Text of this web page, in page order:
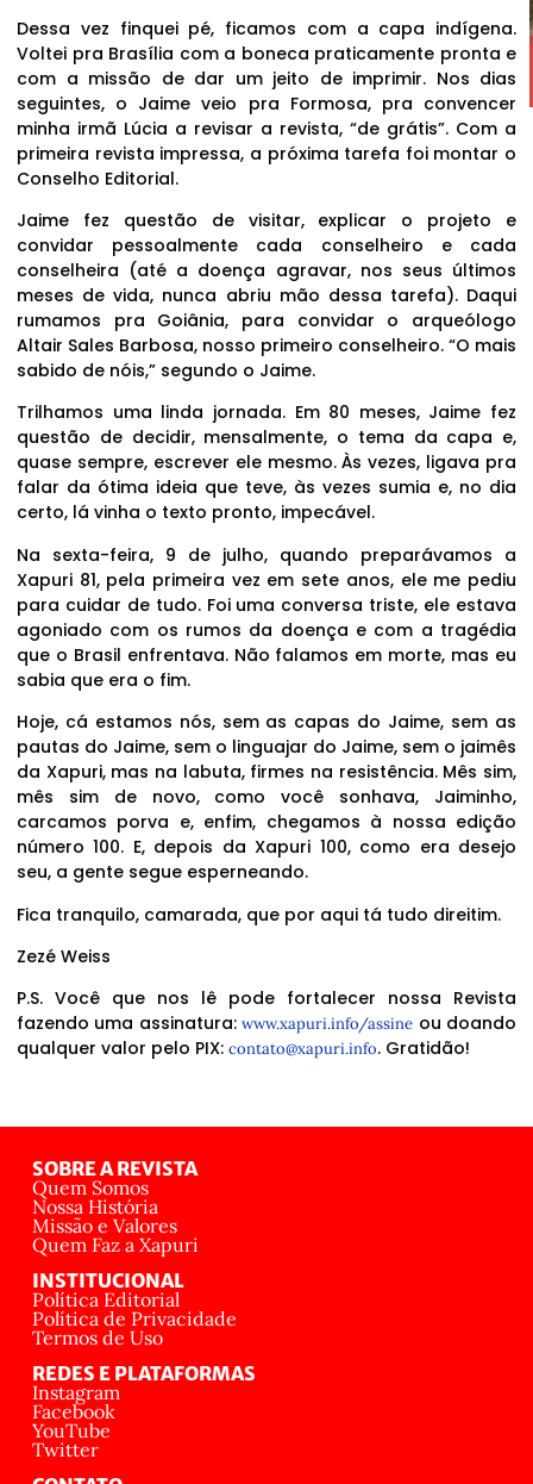
Dessa vez finquei pé, ficamos com a capa indígena.
Voltei pra Brasília com a boneca praticamente pronta e
com a missão de dar um jeito de imprimir. Nos dias
seguintes, o Jaime veio pra Formosa, pra convencer
minha irmã Lúcia a revisar a revista, “de grátis”. Com a
primeira revista impressa, a próxima tarefa foi montar o
Conselho Editorial.
Jaime fez questão de visitar, explicar o projeto e
convidar pessoalmente cada conselheiro e cada
conselheira (até a doença agravar, nos seus últimos
meses de vida, nunca abriu mão dessa tarefa). Daqui
rumamos pra Goiânia, para convidar o arqueólogo
Altair Sales Barbosa, nosso primeiro conselheiro. “O mais
sabido de nóis,” segundo o Jaime.
Trilhamos uma linda jornada. Em 80 meses, Jaime fez
questão de decidir, mensalmente, o tema da capa e,
quase sempre, escrever ele mesmo. Às vezes, ligava pra
falar da ótima ideia que teve, às vezes sumia e, no dia
certo, lá vinha o texto pronto, impecável.
Na sexta-feira, 9 de julho, quando preparávamos a
Xapuri 81, pela primeira vez em sete anos, ele me pediu
para cuidar de tudo. Foi uma conversa triste, ele estava
agoniado com os rumos da doença e com a tragédia
que o Brasil enfrentava. Não falamos em morte, mas eu
sabia que era o fim.
Hoje, cá estamos nós, sem as capas do Jaime, sem as
pautas do Jaime, sem o linguajar do Jaime, sem o jaimês
da Xapuri, mas na labuta, firmes na resistência. Mês sim,
mês sim de novo, como você sonhava, Jaiminho,
carcamos porva e, enfim, chegamos à nossa edição
número 100. E, depois da Xapuri 100, como era desejo
seu, a gente segue esperneando.
Fica tranquilo, camarada, que por aqui tá tudo direitim.
Zezé Weiss
P.S. Você que nos lê pode fortalecer nossa Revista
fazendo uma assinatura:www.xapuri.info/assine ou doando
qualquer valor pelo PIX: contato@xapuri.info. Gratidão!
SOBRE A REVISTA
Quem Somos
Nossa História
Missão e Valores
Quem Faz a Xapuri
INSTITUCIONAL
Política Editorial
Política de Privacidade
Termos de Uso
REDES E PLATAFORMAS
Instagram
Facebook
YouTube
Twitter